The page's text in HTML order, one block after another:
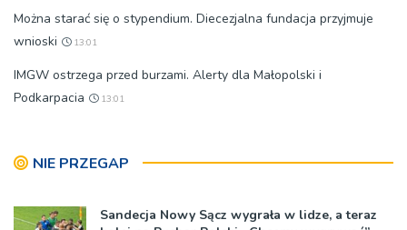
Można starać się o stypendium. Diecezjalna fundacja przyjmuje
wnioski
13:01
IMGW ostrzega przed burzami. Alerty dla Małopolski i
Podkarpacia
13:01
NIE PRZEGAP
Sandecja Nowy Sącz wygrała w lidze, a teraz